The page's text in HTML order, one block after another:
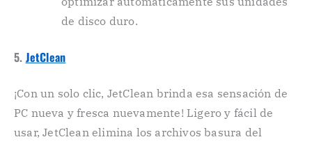
de disco duro.
5. JetClean
¡Con un solo clic, JetClean brinda esa sensación de
PC nueva y fresca nuevamente! Ligero y fácil de
usar, JetClean elimina los archivos basura del